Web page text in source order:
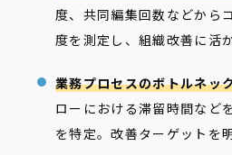
度、共同編集回数などから
度を測定し、組織改善に活か
業務プロセスのボトルネッ
ローにおける滞留時間など
を特定。改善ターゲットを